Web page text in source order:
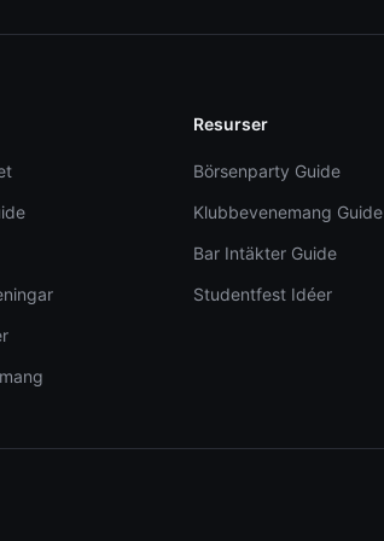
Resurser
Börsenparty Guide
Klubbevenemang Guide
Bar Intäkter Guide
Studentfest Idéer